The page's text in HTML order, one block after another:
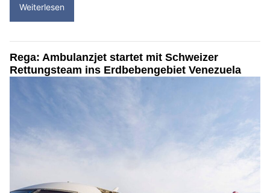
Weiterlesen
Rega: Ambulanzjet startet mit Schweizer
Rettungsteam ins Erdbebengebiet Venezuela